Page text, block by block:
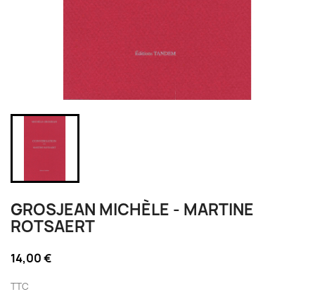
GROSJEAN MICHÈLE - MARTINE
ROTSAERT
14,00 €
TTC